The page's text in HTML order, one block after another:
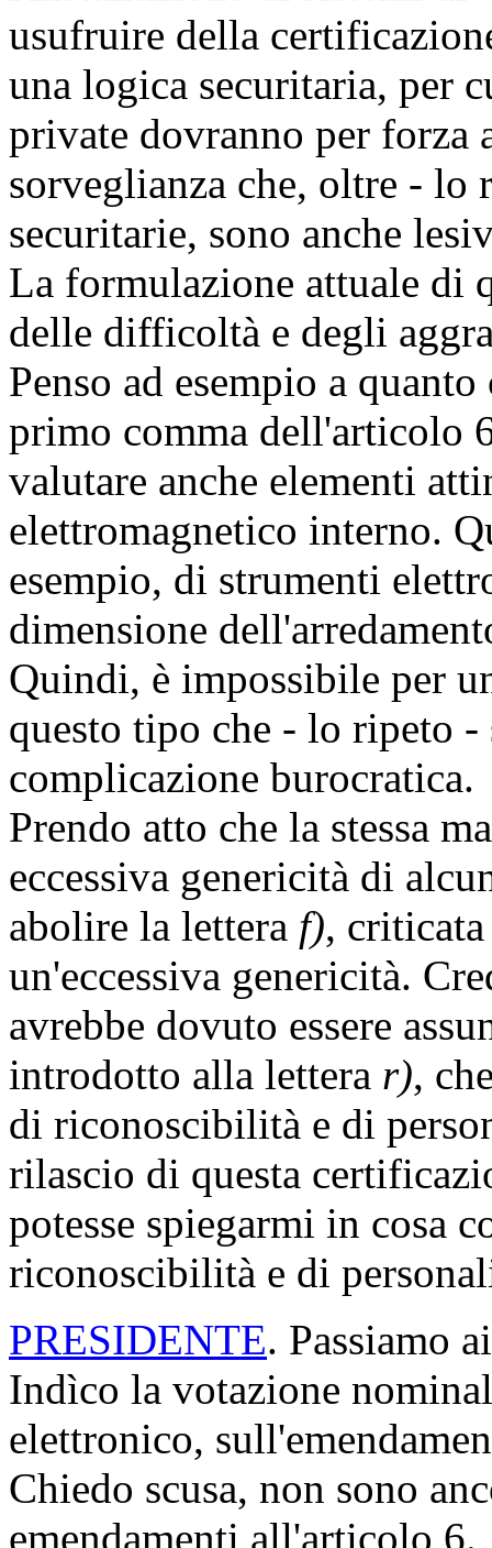
usufruire della
una logica securitaria, per
private dovranno per forza
sorveglianza che, oltre - lo
securitarie, sono anche
La formulazione attuale di
delle difficoltà e degli
Penso ad esempio a
primo comma dell'articolo
valutare anche elementi
elettromagnetico interno.
esempio, di strumenti
dimensione
Quindi, è impossibile per
questo tipo che - lo ripeto
complicazione burocratica.
Prendo atto che la stessa
eccessiva genericità di
abolire la lettera f),
un'eccessiva genericità.
avrebbe dovuto essere
introdotto alla lettera r),
di riconoscibilità e di
rilascio di questa
potesse spiegarmi in cosa
riconoscibilità e di
PRESIDENTE. Passiamo
Indìco la votazione
elettronico,
Chiedo scusa, non sono
emendamenti all'articolo 6.